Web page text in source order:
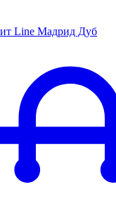
Line Мадрид Дуб